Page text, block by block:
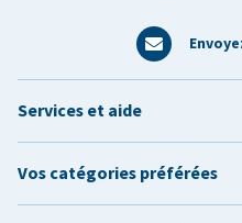
Services et aide
Vos catégories préférées